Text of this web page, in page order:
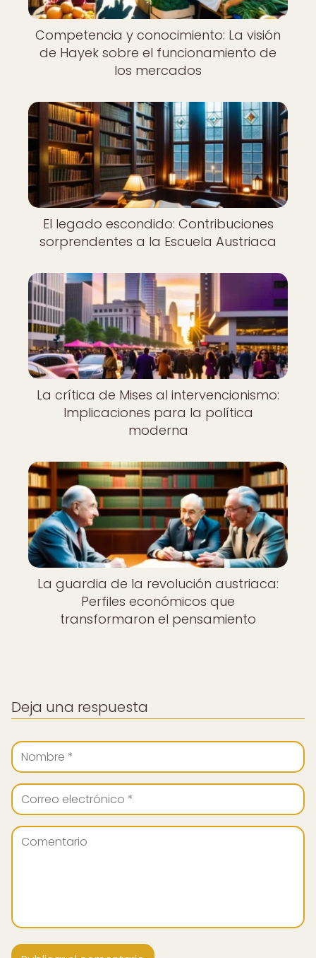
Competencia y conocimiento: La visión
de Hayek sobre el funcionamiento de
los mercados
El legado escondido: Contribuciones
sorprendentes a la Escuela Austriaca
La crítica de Mises al intervencionismo:
Implicaciones para la política
moderna
La guardia de la revolución austriaca:
Perfiles económicos que
transformaron el pensamiento
Deja una respuesta